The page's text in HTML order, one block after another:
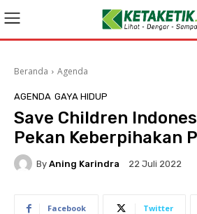
Beranda Agenda
AGENDA GAYA HIDUP
Save Children
Pekan Keberpihakan
By Aning Karindra 22 Juli 2022
Facebook Twitter